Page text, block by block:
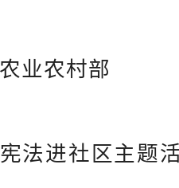
业农村部
进社区主题